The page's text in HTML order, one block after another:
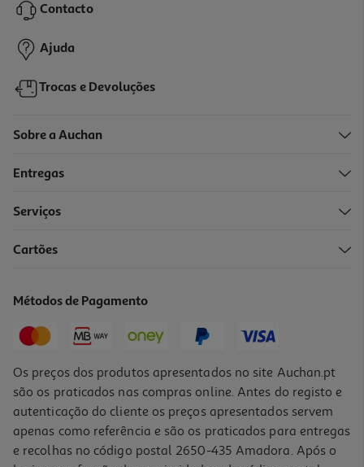
1.679,99 €
Contacto
Ajuda
Trocas e Devoluções
Sobre a Auchan
Entregas
Serviços
Cartões
Métodos de Pagamento
Os preços dos produtos apresentados no site Auchan.pt
são os praticados nas compras online. Antes do registo e
autenticação do cliente os preços apresentados servem
apenas como referência e são os praticados para entregas
e recolhas no código postal 2650-435 Amadora. Após o